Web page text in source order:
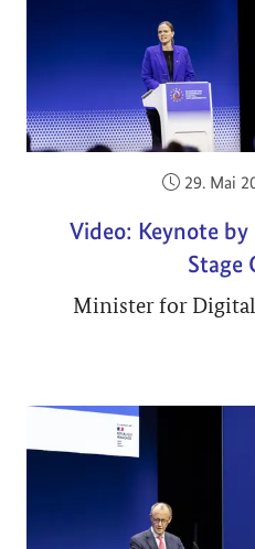
29. Mai
Video: Keynote
Stage
Minister for